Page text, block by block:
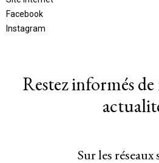
Facebook
Instagram
Restez informés
Sur les réseaux